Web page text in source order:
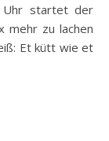
startet der
mehr zu lachen
Et kütt wie et